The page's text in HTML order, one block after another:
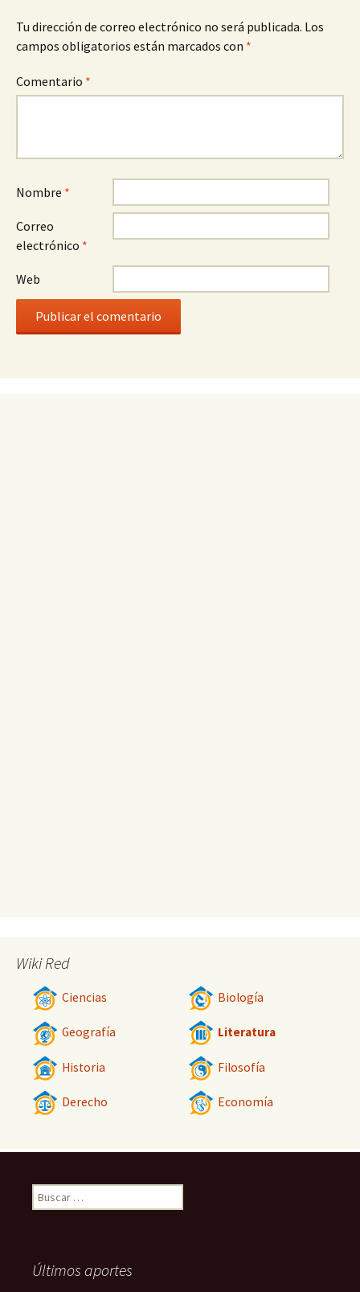
Tu dirección de correo electrónico no será publicada. Los
campos obligatorios están marcados con *
Comentario *
Nombre *
Correo
electrónico *
Web
Wiki Red
Ciencias Biología
Geografía Literatura
Historia Filosofía
Derecho Economía
Buscar:
Últimos aportes